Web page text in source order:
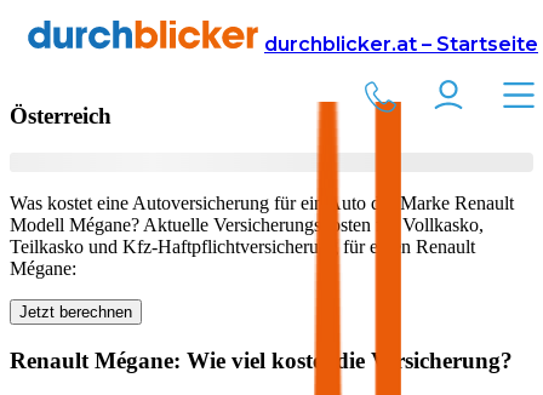
durchblicker.at – Startseite
Versicherung Autoversicherung Renault
Renault Méganein
Österreich
Was kostet eine Autoversicherung für ein Auto der Marke Renault
Modell Mégane? Aktuelle Versicherungskosten für Vollkasko,
Teilkasko und Kfz-Haftpflichtversicherung für einen Renault
Mégane:
Jetzt berechnen
Renault Mégane: Wie viel kostet die Versicherung?